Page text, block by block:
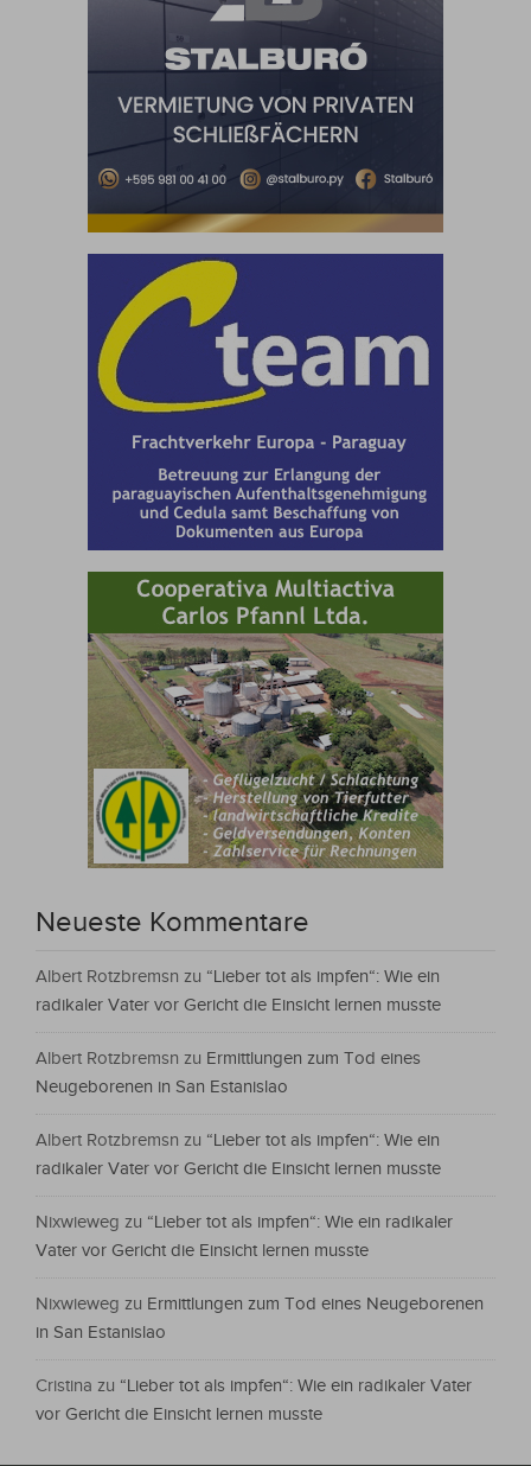
Neueste Kommentare
Albert Rotzbremsn zu “Lieber tot als impfen“: Wie ein
radikaler Vater vor Gericht die Einsicht lernen musste
Albert Rotzbremsn zu Ermittlungen zum Tod eines
Neugeborenen in San Estanislao
Albert Rotzbremsn zu “Lieber tot als impfen“: Wie ein
radikaler Vater vor Gericht die Einsicht lernen musste
Nixwieweg zu “Lieber tot als impfen“: Wie ein radikaler
Vater vor Gericht die Einsicht lernen musste
Nixwieweg zu Ermittlungen zum Tod eines Neugeborenen
in San Estanislao
Cristina zu “Lieber tot als impfen“: Wie ein radikaler Vater
vor Gericht die Einsicht lernen musste